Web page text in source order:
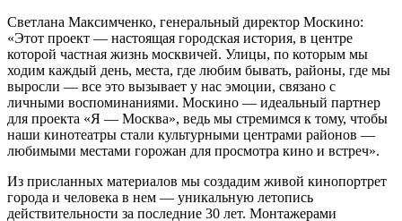
Светлана Максимченко, генеральный директор Москино:
«Этот проект — настоящая городская история, в центре
которой частная жизнь москвичей. Улицы, по которым мы
ходим каждый день, места, где любим бывать, районы, где мы
выросли — все это вызывает у нас эмоции, связано с
личными воспоминаниями. Москино — идеальный партнер
для проекта «Я — Москва», ведь мы стремимся к тому, чтобы
наши кинотеатры стали культурными центрами районов —
любимыми местами горожан для просмотра кино и встреч».
Из присланных материалов мы создадим живой кинопортрет
города и человека в нем — уникальную летопись
действительности за последние 30 лет. Монтажерами